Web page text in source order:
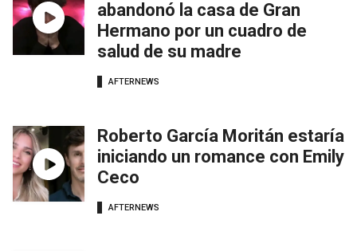
abandonó la casa de Gran
Hermano por un cuadro de
salud de su madre
AFTERNEWS
Roberto García Moritán estaría
iniciando un romance con Emily
Ceco
AFTERNEWS